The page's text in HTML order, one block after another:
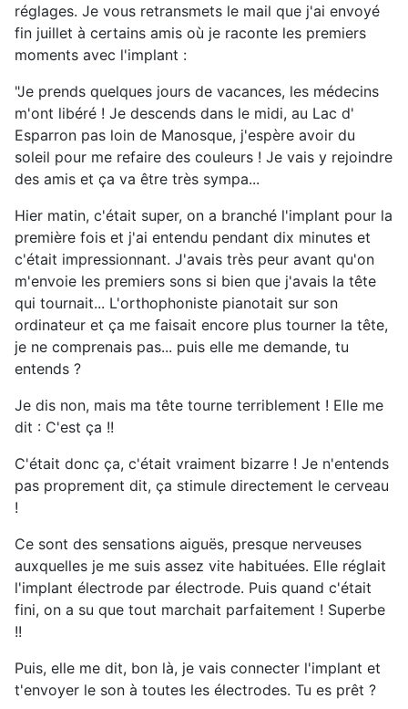
réglages. Je vous retransmets le mail que j'ai envoyé
fin juillet à certains amis où je raconte les premiers
moments avec l'implant :
"Je prends quelques jours de vacances, les médecins
m'ont libéré ! Je descends dans le midi, au Lac d'
Esparron pas loin de Manosque, j'espère avoir du
soleil pour me refaire des couleurs ! Je vais y rejoindre
des amis et ça va être très sympa...
Hier matin, c'était super, on a branché l'implant pour la
première fois et j'ai entendu pendant dix minutes et
c'était impressionnant. J'avais très peur avant qu'on
m'envoie les premiers sons si bien que j'avais la tête
qui tournait... L'orthophoniste pianotait sur son
ordinateur et ça me faisait encore plus tourner la tête,
je ne comprenais pas... puis elle me demande, tu
entends ?
Je dis non, mais ma tête tourne terriblement ! Elle me
dit : C'est ça !!
C'était donc ça, c'était vraiment bizarre ! Je n'entends
pas proprement dit, ça stimule directement le cerveau
!
Ce sont des sensations aiguës, presque nerveuses
auxquelles je me suis assez vite habituées. Elle réglait
l'implant électrode par électrode. Puis quand c'était
fini, on a su que tout marchait parfaitement ! Superbe
!!
Puis, elle me dit, bon là, je vais connecter l'implant et
t'envoyer le son à toutes les électrodes. Tu es prêt ?